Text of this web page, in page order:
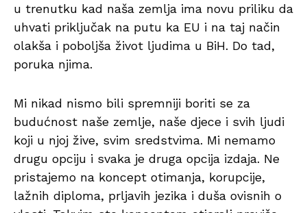
u trenutku kad naša zemlja ima novu priliku da
uhvati priključak na putu ka EU i na taj način
olakša i poboljša život ljudima u BiH. Do tad,
poruka njima.
Mi nikad nismo bili spremniji boriti se za
budućnost naše zemlje, naše djece i svih ljudi
koji u njoj žive, svim sredstvima. Mi nemamo
drugu opciju i svaka je druga opcija izdaja. Ne
pristajemo na koncept otimanja, korupcije,
lažnih diploma, prljavih jezika i duša ovisnih o